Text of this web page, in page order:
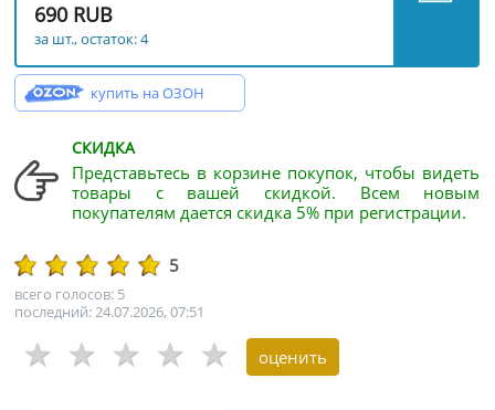
690 RUB
за шт., остаток: 4
купить на ОЗОН
СКИДКА
Представьтесь в корзине покупок, чтобы видеть
товары с вашей скидкой. Всем новым
покупателям дается скидка 5% при регистрации.
5
всего голосов: 5
последний: 24.07.2026, 07:51